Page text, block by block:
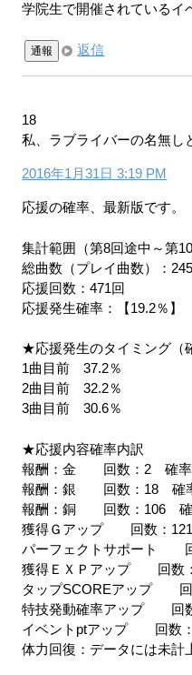
学院生で開催されているイ
通報 返信
18
私、ラブライバーの名無し
2016年1月31日 3:19 PM
応援の確率、最新版です。
集計範囲（第8回途中～第
総曲数（プレイ曲数）：
応援回数：471回
応援発生確率：【19.2％】
★応援発生のタイミング（
1曲目前 37.2％
2曲目前 32.2％
3曲目前 30.6％
★応援内容確率内訳
報酬：金 回数：2 確率
報酬：銀 回数：18 確
報酬：銅 回数：106 確
獲得Ｇアップ 回数：
パーフェクトサポート
獲得ＥＸＰアップ 回数
タップSCOREアップ
特技発動確率アップ 回
イベントptアップ 回数
体力回復：データには未計